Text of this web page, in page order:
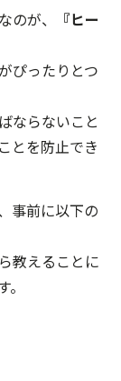
のが、
『ヒー
ぴったりとつ
ならないこと
とを防止でき
事前に以下の
教えることに